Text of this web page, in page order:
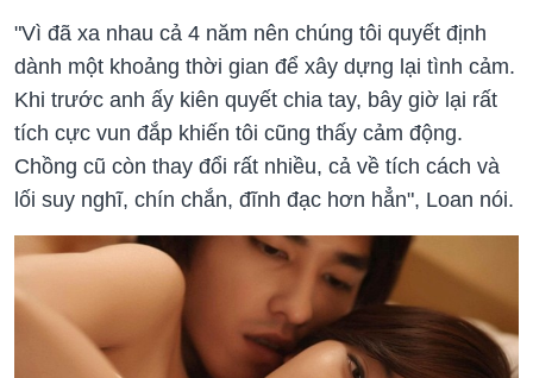
"Vì đã xa nhau cả 4 năm nên chúng tôi quyết định
dành một khoảng thời gian để xây dựng lại tình cảm.
Khi trước anh ấy kiên quyết chia tay, bây giờ lại rất
tích cực vun đắp khiến tôi cũng thấy cảm động.
Chồng cũ còn thay đổi rất nhiều, cả về tích cách và
lối suy nghĩ, chín chắn, đĩnh đạc hơn hẳn", Loan nói.